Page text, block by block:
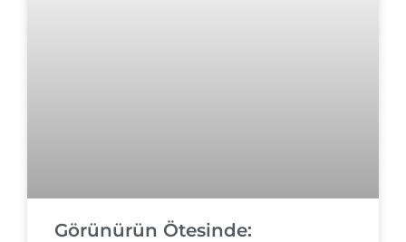
Görünürün Ötesinde: